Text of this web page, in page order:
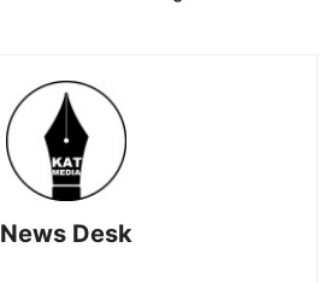
News Desk